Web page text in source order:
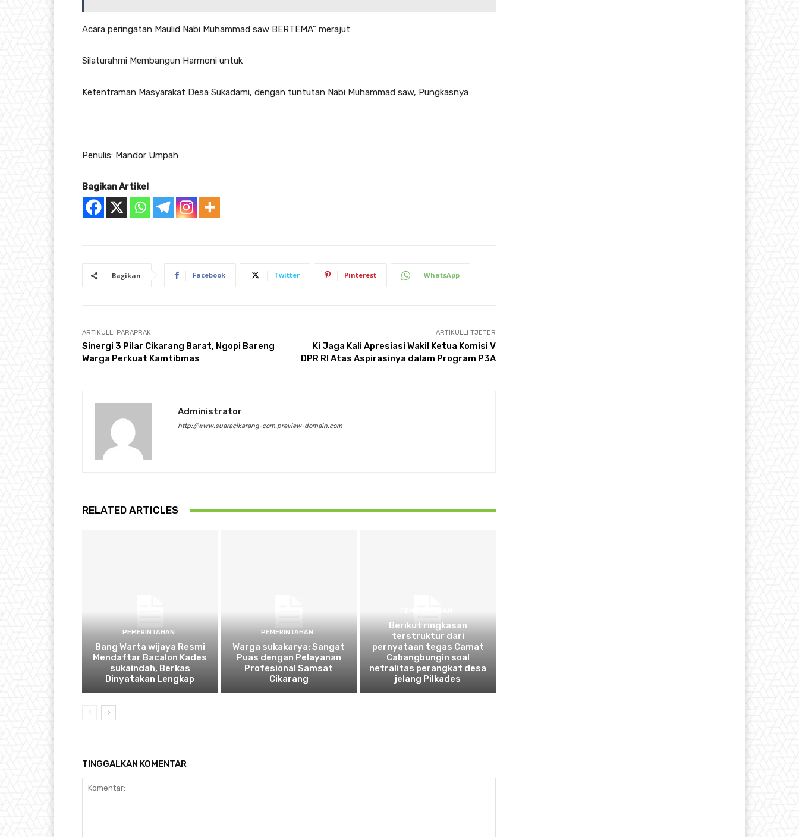
Acara peringatan Maulid Nabi Muhammad saw BERTEMA” merajut
Silaturahmi Membangun Harmoni untuk
Ketentraman Masyarakat Desa Sukadami, dengan tuntutan Nabi Muhammad saw, Pungkasnya
Penulis: Mandor Umpah
Bagikan Artikel
Bagikan Facebook Twitter Pinterest WhatsApp
ARTIKULLI PARAPRAK
Sinergi 3 Pilar Cikarang Barat, Ngopi Bareng
Warga Perkuat Kamtibmas
ARTIKULLI TJETËR
Ki Jaga Kali Apresiasi Wakil Ketua Komisi V
DPR RI Atas Aspirasinya dalam Program P3A
Administrator
http://www.suaracikarang-com.preview-domain.com
RELATED ARTICLES
PEMERINTAHAN
Bang Warta wijaya Resmi
Mendaftar Bacalon Kades
sukaindah, Berkas
Dinyatakan Lengkap
PEMERINTAHAN
Warga sukakarya: Sangat
Puas dengan Pelayanan
Profesional Samsat
Cikarang
Berikut ringkasan
terstruktur dari
pernyataan tegas Camat
Cabangbungin soal
netralitas perangkat desa
jelang Pilkades
TINGGALKAN KOMENTAR